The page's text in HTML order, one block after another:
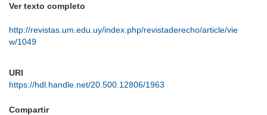
Ver texto completo
http://revistas.um.edu.uy/index.php/revistaderecho/article/vie
w/1049
URI
https://hdl.handle.net/20.500.12806/1963
Compartir